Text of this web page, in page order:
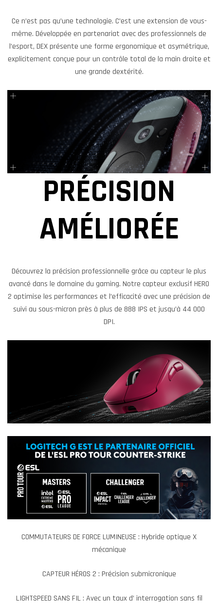
Ce n’est pas qu’une technologie. C’est une extension de vous-
même. Développée en partenariat avec des professionnels de
l’esport, DEX présente une forme ergonomique et asymétrique,
explicitement conçue pour un contrôle total de la main droite et
une grande dextérité.
PRÉCISION
AMÉLIORÉE
Découvrez la précision professionnelle grâce au capteur le plus
avancé dans le domaine du gaming. Notre capteur exclusif HERO
2 optimise les performances et l’efficacité avec une précision de
suivi au sous-micron près à plus de 888 IPS et jusqu’à 44 000
DPI.
COMMUTATEURS DE FORCE LUMINEUSE : Hybride optique X
mécanique
CAPTEUR HÉROS 2 : Précision submicronique
LIGHTSPEED SANS FIL : Avec un taux d’ interrogation sans fil